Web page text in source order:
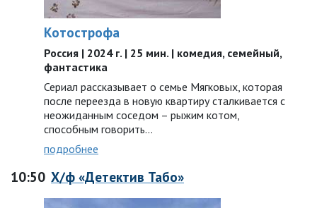
Котострофа
Россия | 2024 г. | 25 мин. | комедия, семейный,
фантастика
Сериал рассказывает о семье Мягковых, которая
после переезда в новую квартиру сталкивается с
неожиданным соседом – рыжим котом,
способным говорить…
подробнее
10:50 Х/ф «Детектив Табо»